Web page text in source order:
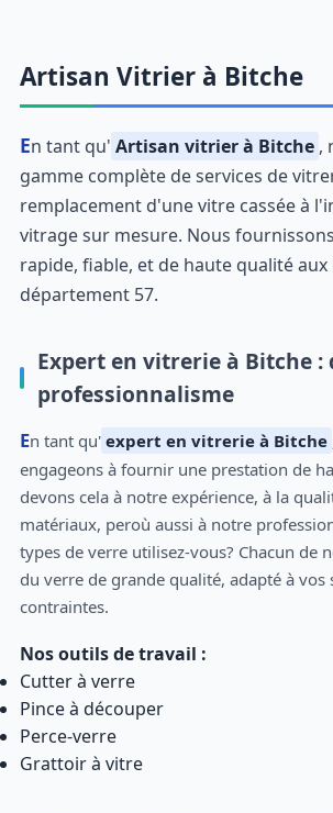
Artisan Vitrier à Bitche
En tant qu' Artisan vitrier à Bitche ,
gamme complète de services de
remplacement d'une vitre cassée à
vitrage sur mesure. Nous
rapide, fiable, et de haute qualité
département 57.
Expert en vitrerie à Bitche
professionnalisme
En tant qu' expert en vitrerie à Bitche
engageons à fournir une prestation de
devons cela à notre expérience, à la
matériaux, peroù aussi à notre
types de verre utilisez-vous? Chacun de
du verre de grande qualité, adapté à vos
contraintes.
Nos outils de travail :
Cutter à verre
Pince à découper
Perce-verre
Grattoir à vitre